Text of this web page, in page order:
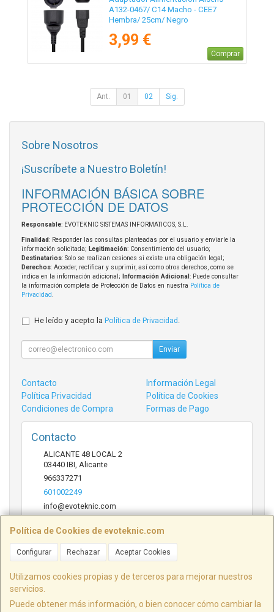
A132-0467/ C14 Macho - CEE7
Hembra/ 25cm/ Negro
3,99 €
Comprar
Ant. 01 02 Sig.
Política de Cookies de evoteknic.com
Configurar Rechazar Aceptar Cookies
Utilizamos cookies propias y de terceros para mejorar nuestros
servicios.
Puede obtener más información, o bien conocer cómo cambiar la
Sobre Nosotros
¡Suscríbete a Nuestro Boletín!
INFORMACIÓN BÁSICA SOBRE
PROTECCIÓN DE DATOS
Responsable: EVOTEKNIC SISTEMAS INFORMATICOS, S.L.
Finalidad: Responder las consultas planteadas por el usuario y enviarle la
información solicitada; Legitimación: Consentimiento del usuario;
Destinatarios: Solo se realizan cesiones si existe una obligación legal;
Derechos: Acceder, rectificar y suprimir, así como otros derechos, como se
indica en la información adicional;
Información Adicional : Puede consultar
la información completa de Protección de Datos en nuestra Política de
Privacidad
He leído y acepto la Política de Privacidad
Enviar
Contacto
Información Legal
Política Privacidad
Política de Cookies
Condiciones de Compra
Formas de Pago
Contacto
ALICANTE 48 LOCAL 2
03440 IBI Alicante
966337271
601002249
info@evoteknic.com
Horario
ALICANTE 48 LOCAL 2, 03440, Alicante, España. - C.I.F.: B54578497 - Tfno: